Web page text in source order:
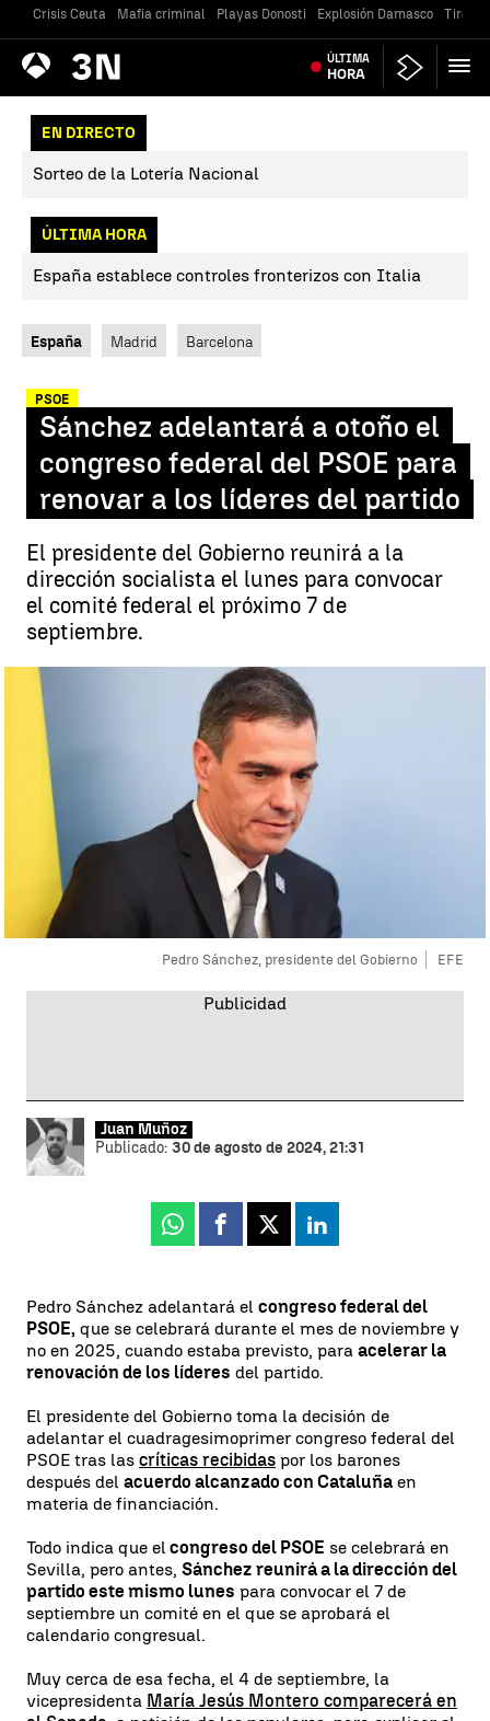
Crisis Ceuta Mafia criminal Playas Donosti Explosión Damasco Tiroteo
Antena
3 Noticias ÚLTIMA
HORA
EN DIRECTO
Sorteo de la Lotería Nacional
ÚLTIMA HORA
España establece controles fronterizos con Italia
España Madrid Barcelona
PSOE
Sánchez adelantará a otoño el
congreso federal del PSOE para
renovar a los líderes del partido
El presidente del Gobierno reunirá a la
dirección socialista el lunes para convocar
el comité federal el próximo 7 de
septiembre.
Pedro Sánchez, presidente del Gobierno EFE
Juan Muñoz
Publicado: 30 de agosto de 2024, 21:31
Whatsapp
Facebook
X Linkedin
Pedro Sánchez adelantará el congreso federal del
PSOE, que se celebrará durante el mes de noviembre y
no en 2025, cuando estaba previsto, para acelerar la
renovación de los líderes del partido.
El presidente del Gobierno toma la decisión de
adelantar el cuadragesimoprimer congreso federal del
PSOE tras las críticas recibidas por los barones
después del acuerdo alcanzado con Cataluña en
materia de financiación.
Todo indica que el congreso del PSOE se celebrará en
Sevilla, pero antes, Sánchez reunirá a la dirección del
partido este mismo lunes para convocar el 7 de
septiembre un comité en el que se aprobará el
calendario congresual.
Muy cerca de esa fecha, el 4 de septiembre, la
vicepresidenta María Jesús Montero comparecerá en